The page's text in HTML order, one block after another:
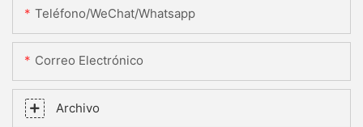
Teléfono/WeChat/Whatsapp
Correo Electrónico
Archivo